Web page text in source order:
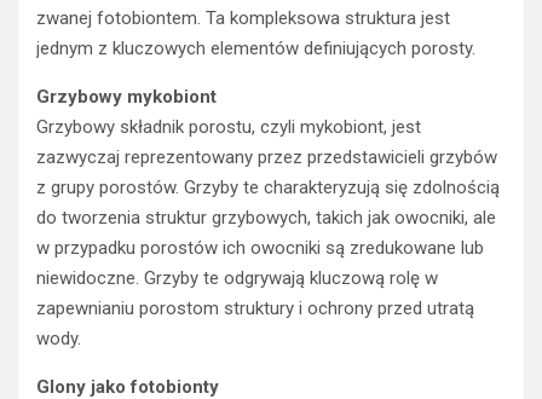
zwanej fotobiontem. Ta kompleksowa struktura jest
jednym z kluczowych elementów definiujących porosty.
Grzybowy mykobiont
Grzybowy składnik porostu, czyli mykobiont, jest
zazwyczaj reprezentowany przez przedstawicieli grzybów
z grupy porostów. Grzyby te charakteryzują się zdolnością
do tworzenia struktur grzybowych, takich jak owocniki, ale
w przypadku porostów ich owocniki są zredukowane lub
niewidoczne. Grzyby te odgrywają kluczową rolę w
zapewnianiu porostom struktury i ochrony przed utratą
wody.
Glony jako fotobionty